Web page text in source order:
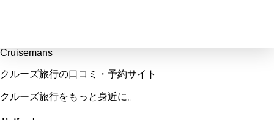
Cruisemans
クルーズ旅行の口コミ・予約サイト
クルーズ旅行をもっと身近に。